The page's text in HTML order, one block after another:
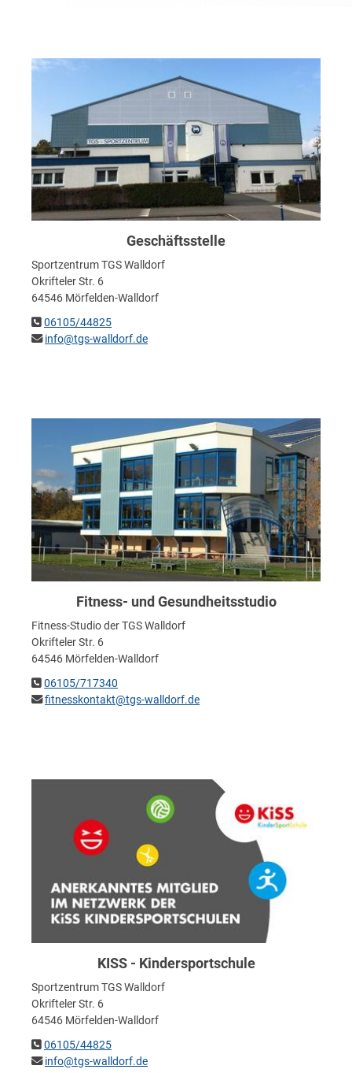
Geschäftsstelle
Sportzentrum TGS Walldorf
Okrifteler Str. 6
64546 Mörfelden-Walldorf
06105/44825
info@tgs-walldorf.de
Fitness- und Gesundheitsstudio
Fitness-Studio der TGS Walldorf
Okrifteler Str. 6
64546 Mörfelden-Walldorf
06105/717340
fitnesskontakt@tgs-walldorf.de
KISS - Kindersportschule
Sportzentrum TGS Walldorf
Okrifteler Str. 6
64546 Mörfelden-Walldorf
06105/44825
info@tgs-walldorf.de